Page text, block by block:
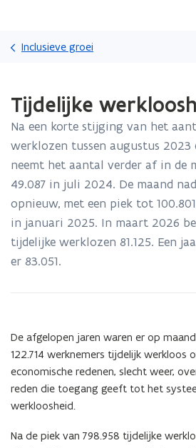
gaan
Inclusieve groei
met
laden.
bevindt
op:
Tijdelijke
werkloosheid
Tijdelijke
Na een korte stijging van het
werklozen tussen augustus 2023
neemt het aantal verder af in de
49.087 in juli 2024. De maand
opnieuw, met een piek tot
in januari 2025. In maart 2026
tijdelijke werklozen 81.125. Een
er 83.051.
De afgelopen jaren waren er op
122.714 werknemers tijdelijk werkloos
economische redenen, slecht weer,
reden die toegang geeft tot het
werkloosheid.
Na de piek van 798.958 tijdelijke